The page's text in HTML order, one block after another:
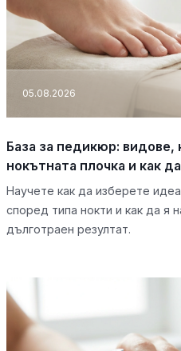
05.08.2026
База за педикюр:
нокътната плочка и как
Научете как да изберете
според типа нокти и как да я
дълготраен резултат.